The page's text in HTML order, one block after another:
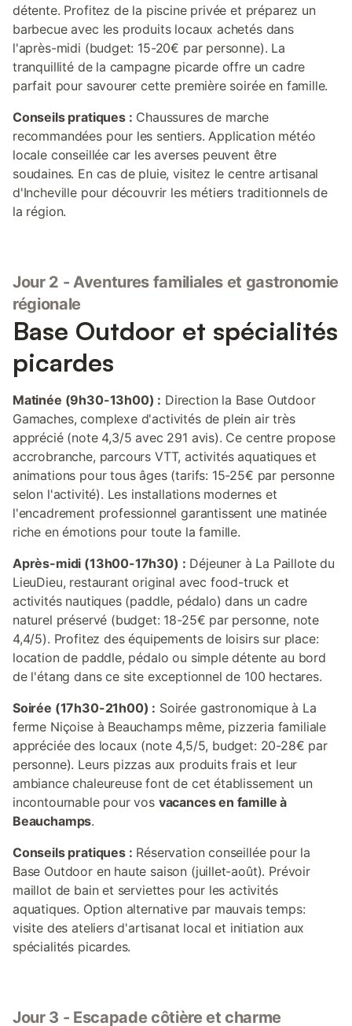
détente. Profitez de la piscine privée et préparez un
barbecue avec les produits locaux achetés dans
l'après-midi (budget: 15-20€ par personne). La
tranquillité de la campagne picarde offre un cadre
parfait pour savourer cette première soirée en famille.
Conseils pratiques : Chaussures de marche
recommandées pour les sentiers. Application météo
locale conseillée car les averses peuvent être
soudaines. En cas de pluie, visitez le centre artisanal
d'Incheville pour découvrir les métiers traditionnels de
la région.
Jour 2 - Aventures familiales et gastronomie
régionale
Base Outdoor et spécialités
picardes
Matinée (9h30-13h00) : Direction la Base Outdoor
Gamaches, complexe d'activités de plein air très
apprécié (note 4,3/5 avec 291 avis). Ce centre propose
accrobranche, parcours VTT, activités aquatiques et
animations pour tous âges (tarifs: 15-25€ par personne
selon l'activité). Les installations modernes et
l'encadrement professionnel garantissent une matinée
riche en émotions pour toute la famille.
Après-midi (13h00-17h30) : Déjeuner à La Paillote du
LieuDieu, restaurant original avec food-truck et
activités nautiques (paddle, pédalo) dans un cadre
naturel préservé (budget: 18-25€ par personne, note
4,4/5). Profitez des équipements de loisirs sur place:
location de paddle, pédalo ou simple détente au bord
de l'étang dans ce site exceptionnel de 100 hectares.
Soirée (17h30-21h00) : Soirée gastronomique à La
ferme Niçoise à Beauchamps même, pizzeria familiale
appréciée des locaux (note 4,5/5, budget: 20-28€ par
personne). Leurs pizzas aux produits frais et leur
ambiance chaleureuse font de cet établissement un
incontournable pour vos vacances en famille à
Beauchamps.
Conseils pratiques : Réservation conseillée pour la
Base Outdoor en haute saison (juillet-août). Prévoir
maillot de bain et serviettes pour les activités
aquatiques. Option alternative par mauvais temps:
visite des ateliers d'artisanat local et initiation aux
spécialités picardes.
Jour 3 - Escapade côtière et charme